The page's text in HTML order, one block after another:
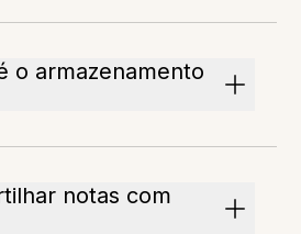
o armazenamento
notas com